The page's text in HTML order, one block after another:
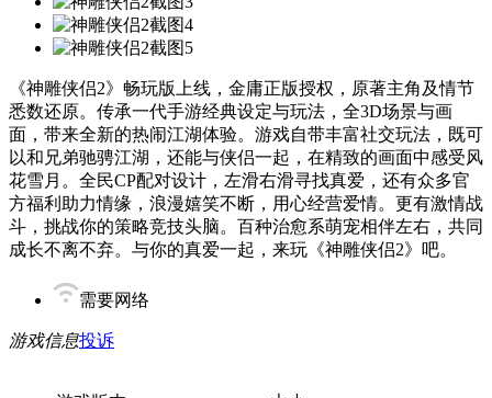
《神雕侠侣2》畅玩版上线，金庸正版授权，原著主角及情节
悉数还原。传承一代手游经典设定与玩法，全3D场景与画
面，带来全新的热闹江湖体验。游戏自带丰富社交玩法，既可
以和兄弟驰骋江湖，还能与侠侣一起，在精致的画面中感受风
花雪月。全民CP配对设计，左滑右滑寻找真爱，还有众多官
方福利助力情缘，浪漫嬉笑不断，用心经营爱情。更有激情战
斗，挑战你的策略竞技头脑。百种治愈系萌宠相伴左右，共同
成长不离不弃。与你的真爱一起，来玩《神雕侠侣2》吧。
需要网络
游戏信息投诉